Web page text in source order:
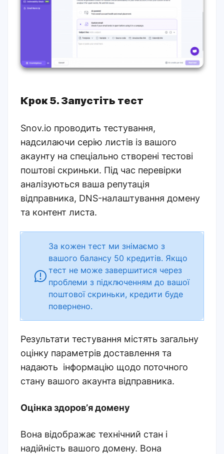
Крок 5. Запустіть тест
Snov.io проводить тестування,
надсилаючи серію листів із вашого
акаунту на спеціально створені тестові
поштові скриньки. Під час перевірки
аналізуються ваша репутація
відправника, DNS-налаштування домену
та контент листа.
За кожен тест ми знімаємо з
вашого балансу 50 кредитів. Якщо
тест не може завершитися через
проблеми з підключенням до вашої
поштової скриньки, кредити буде
повернено.
Результати тестування містять загальну
оцінку параметрів доставлення та
надають інформацію щодо поточного
стану вашого акаунта відправника.
Оцінка здоровʼя домену
Вона відображає технічний стан і
надійність вашого домену. Вона